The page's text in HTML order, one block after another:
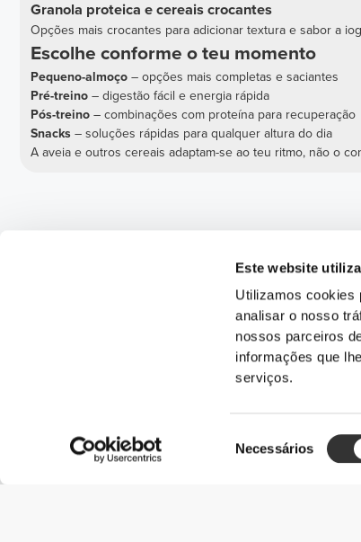
Este website
Utilizamos cookies
analisar o nosso
nossos parceiros
informações que
serviços.
de
Necessários
Granola proteica e cereais crocantes
Opções mais crocantes para adicionar textura e sabor a
Escolhe conforme o teu momento
Pequeno-almoço – opções mais completas e saciantes
Pré-treino – digestão fácil e energia rápida
Pós-treino – combinações com proteína para recuperação
Snacks – soluções rápidas para qualquer altura do dia
A aveia e outros cereais adaptam-se ao teu ritmo, não o